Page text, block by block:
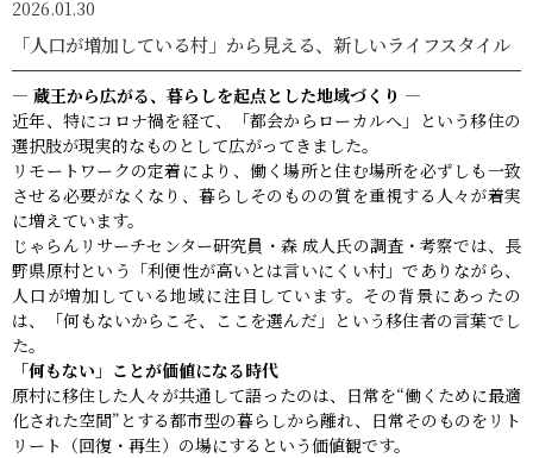
GAIA
Corporation
-
2026.01.30
「人口が増加している村」から見える、新しいライフスタイル
― 蔵王から広がる、暮らしを起点とした地域づくり ―
近年、特にコロナ禍を経て、「都会からローカルへ」という移住の
選択肢が現実的なものとして広がってきました。
リモートワークの定着により、働く場所と住む場所を必ずしも一致
させる必要がなくなり、暮らしそのものの質を重視する人々が着実
に増えています。
じゃらんリサーチセンター研究員・森 成人氏の調査・考察では、長
野県原村という「利便性が高いとは言いにくい村」でありながら、
人口が増加している地域に注目しています。その背景にあったの
は、「何もないからこそ、ここを選んだ」という移住者の言葉でし
た。
「何もない」ことが価値になる時代
原村に移住した人々が共通して語ったのは、日常を“働くために最適
化された空間”とする都市型の暮らしから離れ、日常そのものをリト
リート（回復・再生）の場にするという価値観です。